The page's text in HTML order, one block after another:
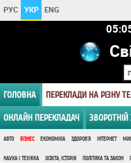
РУС УКР ENG
05
ГОЛОВНА ПЕРЕКЛАДИ НА РІЗНУ
ОНЛАЙН ПЕРЕКЛАДАЧ ЗВОРОТНІЙ
АВТО БІЗНЕС ЕКОНОМІКА ЗДОРОВ'Я ІНТЕРНЕТ
НАУКА І ТЕХНІКА ОСВІТА, ІСТОРІЯ ПОЛІТИКА ТА ЗАКОН